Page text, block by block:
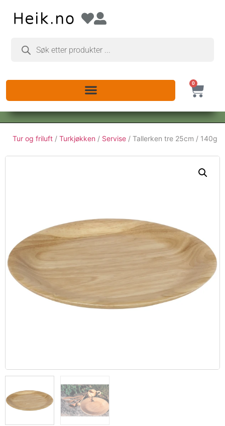
0
Tur og friluft / Turkjøkken / Servise / Tallerken tre 25cm / 140g